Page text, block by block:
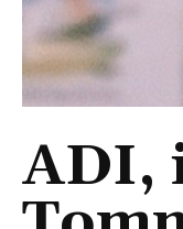
ADI,